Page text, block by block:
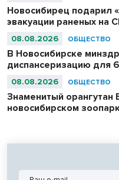
Новосибирец подарил
эвакуации раненых на
08.08.2026 ОБЩЕСТВО
В Новосибирске
диспансеризацию для
08.08.2026 ОБЩЕСТВО
Знаменитый орангутан
новосибирском